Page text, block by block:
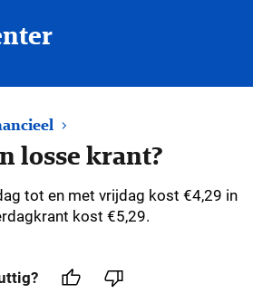
losse krant?
tot en met vrijdag kost €4,29 in
kost €5,29.